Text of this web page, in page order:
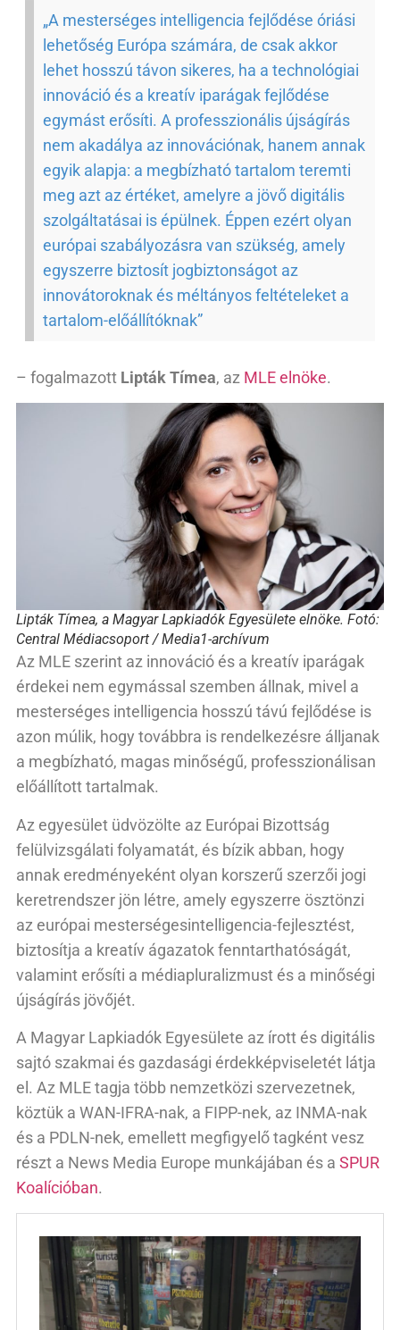
„A mesterséges intelligencia fejlődése óriási
lehetőség Európa számára, de csak akkor
lehet hosszú távon sikeres, ha a technológiai
innováció és a kreatív iparágak fejlődése
egymást erősíti. A professzionális újságírás
nem akadálya az innovációnak, hanem annak
egyik alapja: a megbízható tartalom teremti
meg azt az értéket, amelyre a jövő digitális
szolgáltatásai is épülnek. Éppen ezért olyan
európai szabályozásra van szükség, amely
egyszerre biztosít jogbiztonságot az
innovátoroknak és méltányos feltételeket a
tartalom-előállítóknak”
– fogalmazott Lipták Tímea, az MLE elnöke.
Lipták Tímea, a Magyar Lapkiadók Egyesülete elnöke. Fotó:
Central Médiacsoport / Media1-archívum
Az MLE szerint az innováció és a kreatív iparágak
érdekei nem egymással szemben állnak, mivel a
mesterséges intelligencia hosszú távú fejlődése is
azon múlik, hogy továbbra is rendelkezésre álljanak
a megbízható, magas minőségű, professzionálisan
előállított tartalmak.
Az egyesület üdvözölte az Európai Bizottság
felülvizsgálati folyamatát, és bízik abban, hogy
annak eredményeként olyan korszerű szerzői jogi
keretrendszer jön létre, amely egyszerre ösztönzi
az európai mesterségesintelligencia-fejlesztést,
biztosítja a kreatív ágazatok fenntarthatóságát,
valamint erősíti a médiapluralizmust és a minőségi
újságírás jövőjét.
A Magyar Lapkiadók Egyesülete az írott és digitális
sajtó szakmai és gazdasági érdekképviseletét látja
el. Az MLE tagja több nemzetközi szervezetnek,
köztük a WAN-IFRA-nak, a FIPP-nek, az INMA-nak
és a PDLN-nek, emellett megfigyelő tagként vesz
részt a News Media Europe munkájában és a SPUR
Koalícióban.